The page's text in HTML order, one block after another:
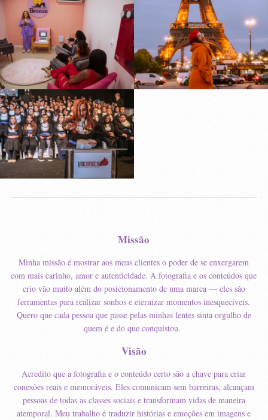
Missão
Minha missão é mostrar aos meus clientes o poder de se enxergarem
com mais carinho, amor e autenticidade. A fotografia e os conteúdos que
crio vão muito além do posicionamento de uma marca — eles são
ferramentas para realizar sonhos e eternizar momentos inesquecíveis.
Quero que cada pessoa que passe pelas minhas lentes sinta orgulho de
quem é e do que conquistou.
Visão
Acredito que a fotografia e o conteúdo certo são a chave para criar
conexões reais e memoráveis. Eles comunicam sem barreiras, alcançam
pessoas de todas as classes sociais e transformam vidas de maneira
atemporal. Meu trabalho é traduzir histórias e emoções em imagens e